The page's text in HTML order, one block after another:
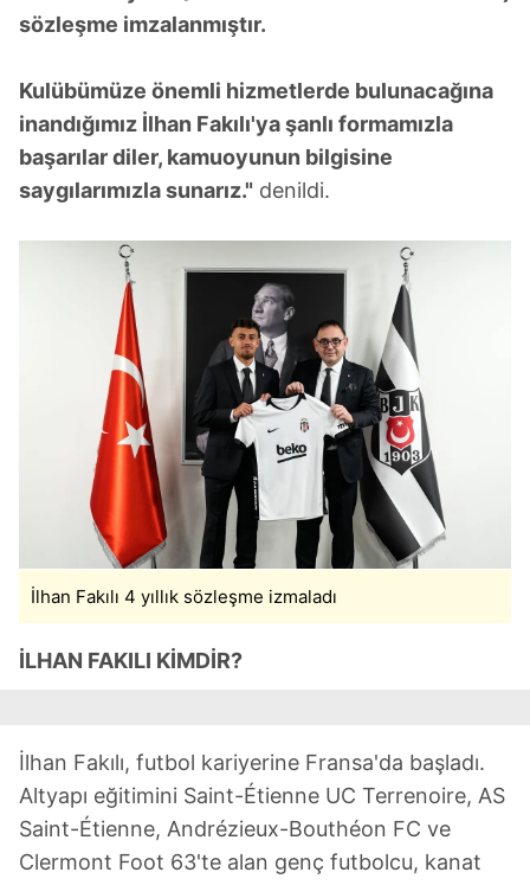
sözleşme imzalanmıştır.
Kulübümüze önemli hizmetlerde bulunacağına
inandığımız İlhan Fakılı'ya şanlı formamızla
başarılar diler, kamuoyunun bilgisine
saygılarımızla sunarız." denildi.
İlhan Fakılı 4 yıllık sözleşme izmaladı
İLHAN FAKILI KİMDİR?
İlhan Fakılı, futbol kariyerine Fransa'da başladı.
Altyapı eğitimini Saint-Étienne UC Terrenoire, AS
Saint-Étienne, Andrézieux-Bouthéon FC ve
Clermont Foot 63'te alan genç futbolcu, kanat